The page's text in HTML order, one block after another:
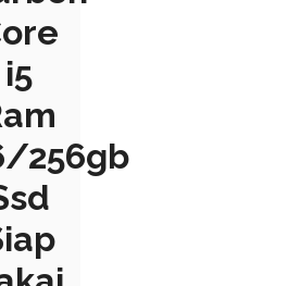
i5
256gb